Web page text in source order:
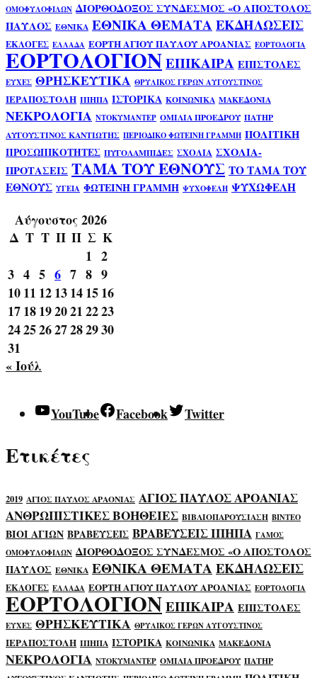
ΟΜΟΦΥΛΟΦΙΛΩΝ ΔΙΟΡΘΟΔΟΞΟΣ ΣΥΝΔΕΣΜΟΣ «Ο ΑΠΟΣΤΟΛΟΣ
ΠΑΥΛΟΣ ΕΘΝΙΚΑ ΕΘΝΙΚΑ ΘΕΜΑΤΑΕΚΔΗΛΩΣΕΙΣ
ΕΚΛΟΓΕΣ ΕΛΛΑΔΑ ΕΟΡΤΗ ΑΓΙΟΥ ΠΑΥΛΟΥ ΑΡΟΑΝΙΑΣ ΕΟΡΤΟΛΟΓΙΑ
ΕΟΡΤΟΛΟΓΙΟΝΕΠΙΚΑΙΡΑ ΕΠΙΣΤΟΛΕΣ
ΕΥΧΕΣ ΘΡΗΣΚΕΥΤΙΚΑ ΘΡΥΛΙΚΟΣ ΓΕΡΩΝ ΑΥΓΟΥΣΤΙΝΟΣ
ΙΕΡΑΠΟΣΤΟΛΗ ΙΠΗΠΑ ΙΣΤΟΡΙΚΑ ΚΟΙΝΩΝΙΚΑ ΜΑΚΕΔΟΝΙΑ
ΝΕΚΡΟΛΟΓΙΑ ΝΤΟΚΥΜΑΝΤΕΡ ΟΜΙΛΙΑ ΠΡΟΕΔΡΟΥ ΠΑΤΗΡ
ΑΥΓΟΥΣΤΙΝΟΣ ΚΑΝΤΙΩΤΗΣ ΠΕΡΙΟΔΙΚΟ ΦΩΤΕΙΝΗ ΓΡΑΜΜΗ ΠΟΛΙΤΙΚΗ
ΠΡΟΣΩΠΙΚΟΤΗΤΕΣ ΠΥΓΟΛΑΜΠΙΔΕΣ ΣΧΟΛΙΑ ΣΧΟΛΙΑ-
ΠΡΟΤΑΣΕΙΣ ΤΑΜΑ ΤΟΥ ΕΘΝΟΥΣ ΤΟ ΤΑΜΑ ΤΟΥ
ΕΘΝΟΥΣ ΥΓΕΙΑ ΦΩΤΕΙΝΗ ΓΡΑΜΜΗ ΨΥΧΟΦΕΛΗ ΨΥΧΩΦΕΛΗ
Αύγουστος 2026
Δ Τ Τ Π Π Σ Κ
1 2
3 4 5 6 7 8 9
1011 1213141516
17181920212223
24252627282930
31
« Ιούλ
YouTube Facebook Twitter
Ετικέτες
2019 ΑΓΙΟΣ ΠΑΥΛΟΣ ΑΡΑΟΝΙΑΣ ΑΓΙΟΣ ΠΑΥΛΟΣ ΑΡΟΑΝΙΑΣ
ΑΝΘΡΩΠΙΣΤΙΚΕΣ ΒΟΗΘΕΙΕΣ ΒΙΒΛΙΟΠΑΡΟΥΣΙΑΣΗ ΒΙΝΤΕΟ
ΒΙΟΙ ΑΓΙΩΝ ΒΡΑΒΕΥΣΕΙΣ ΒΡΑΒΕΥΣΕΙΣ ΙΠΗΠΑ ΓΑΜΟΣ
ΟΜΟΦΥΛΟΦΙΛΩΝ ΔΙΟΡΘΟΔΟΞΟΣ ΣΥΝΔΕΣΜΟΣ «Ο ΑΠΟΣΤΟΛΟΣ
ΠΑΥΛΟΣ ΕΘΝΙΚΑ ΕΘΝΙΚΑ ΘΕΜΑΤΑΕΚΔΗΛΩΣΕΙΣ
ΕΚΛΟΓΕΣ ΕΛΛΑΔΑ ΕΟΡΤΗ ΑΓΙΟΥ ΠΑΥΛΟΥ ΑΡΟΑΝΙΑΣ ΕΟΡΤΟΛΟΓΙΑ
ΕΟΡΤΟΛΟΓΙΟΝΕΠΙΚΑΙΡΑ ΕΠΙΣΤΟΛΕΣ
ΕΥΧΕΣ ΘΡΗΣΚΕΥΤΙΚΑ ΘΡΥΛΙΚΟΣ ΓΕΡΩΝ ΑΥΓΟΥΣΤΙΝΟΣ
ΙΕΡΑΠΟΣΤΟΛΗ ΙΠΗΠΑ ΙΣΤΟΡΙΚΑ ΚΟΙΝΩΝΙΚΑ ΜΑΚΕΔΟΝΙΑ
ΝΕΚΡΟΛΟΓΙΑ ΝΤΟΚΥΜΑΝΤΕΡ ΟΜΙΛΙΑ ΠΡΟΕΔΡΟΥ ΠΑΤΗΡ